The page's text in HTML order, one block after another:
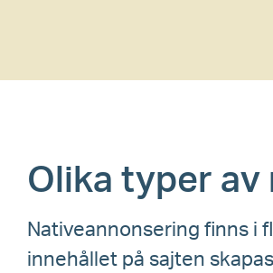
Olika typer av
Nativeannonsering finns i
innehållet på sajten